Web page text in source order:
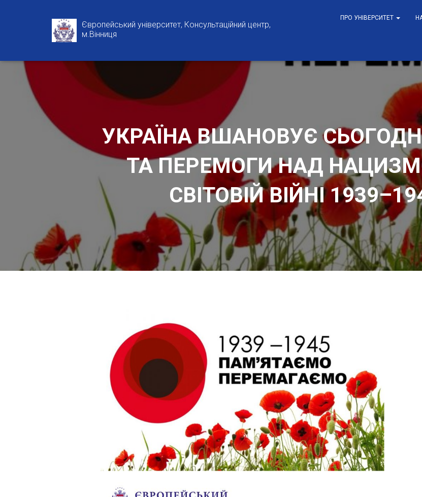
Європейський університет, Консультаційний центр,
м.Вінниця
ПРО УНІВЕРСИТЕТ
УКРАЇНА ВШАНОВУЄ
ТА ПЕРЕМОГИ НАД
СВІТОВІЙ ВІЙНІ